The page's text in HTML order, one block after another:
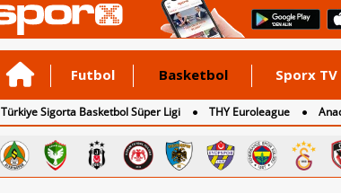
Futbol Basketbol Sporx TV
Türkiye Sigorta Basketbol Süper Ligi THY Euroleague